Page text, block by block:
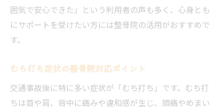
囲気で安心できた」という利用者の声も多く、心身とも
にサポートを受けたい方には整骨院の活用がおすすめで
す。
むち打ち症状の整骨院対応ポイント
交通事故後に特に多い症状が「むち打ち」です。むち打
ちは首や肩、背中に痛みや違和感が生じ、頭痛やめまい